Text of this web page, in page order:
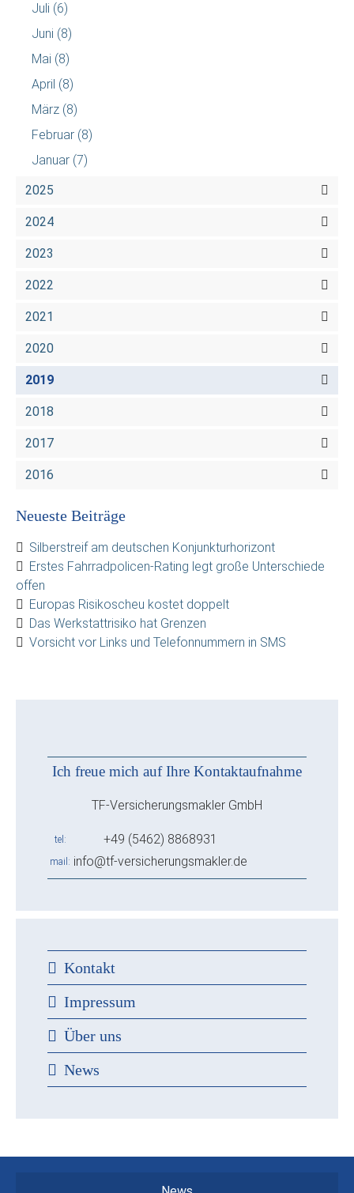
Juli (6)
Juni (8)
Mai (8)
April (8)
März (8)
Februar (8)
Januar (7)
2025
2024
2023
2022
2021
2020
2019
2018
2017
2016
Neueste Beiträge
Silberstreif am deutschen Konjunkturhorizont
Erstes Fahrradpolicen-Rating legt große Unterschiede
offen
Europas Risikoscheu kostet doppelt
Das Werkstattrisiko hat Grenzen
Vorsicht vor Links und Telefonnummern in SMS
Ich freue mich auf Ihre Kontaktaufnahme
TF-Versicherungsmakler GmbH
tel +49 (5462) 8868931
mail info@tf-versicherungsmakler.de
Kontakt
Impressum
Über uns
News